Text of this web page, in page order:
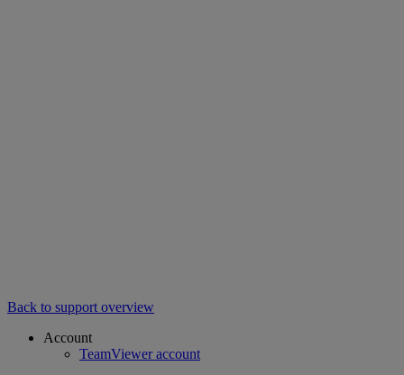
Back to support overview
Account
TeamViewer account